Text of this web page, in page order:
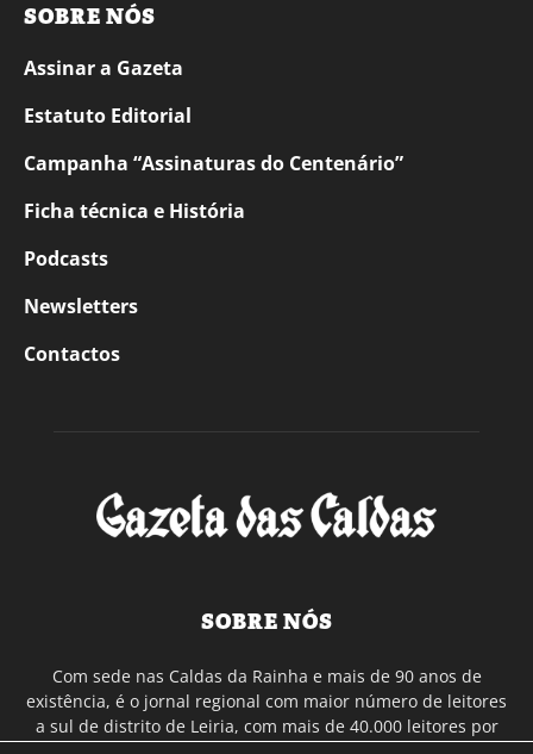
SOBRE NÓS
Assinar a Gazeta
Estatuto Editorial
Campanha “Assinaturas do Centenário”
Ficha técnica e História
Podcasts
Newsletters
Contactos
SOBRE NÓS
Com sede nas Caldas da Rainha e mais de 90 anos de
existência, é o jornal regional com maior número de leitores
a sul de distrito de Leiria, com mais de 40.000 leitores por